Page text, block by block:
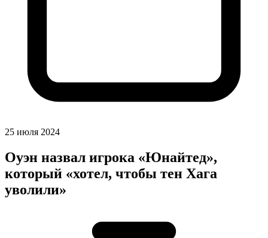
25 июля 2024
Оуэн назвал игрока «Юнайтед»,
который «хотел, чтобы тен Хага
уволили»